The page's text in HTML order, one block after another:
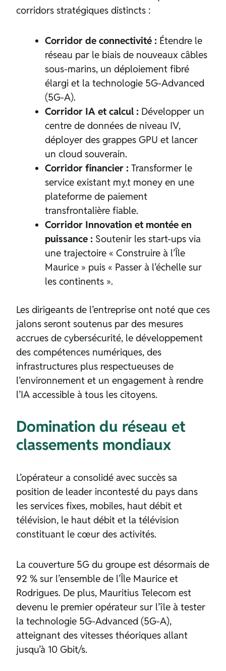
corridors stratégiques distincts :
Corridor de connectivité : Étendre le
réseau par le biais de nouveaux câbles
sous-marins, un déploiement fibré
élargi et la technologie 5G-Advanced
(5G-A).
Corridor IA et calcul : Développer un
centre de données de niveau IV,
déployer des grappes GPU et lancer
un cloud souverain.
Corridor financier : Transformer le
service existant my.t money en une
plateforme de paiement
transfrontalière fiable.
Corridor Innovation et montée en
puissance : Soutenir les start-ups via
une trajectoire « Construire à l’Île
Maurice » puis « Passer à l’échelle sur
les continents ».
Les dirigeants de l’entreprise ont noté que ces
jalons seront soutenus par des mesures
accrues de cybersécurité, le développement
des compétences numériques, des
infrastructures plus respectueuses de
l’environnement et un engagement à rendre
l’IA accessible à tous les citoyens.
Domination du réseau et
classements mondiaux
L’opérateur a consolidé avec succès sa
position de leader incontesté du pays dans
les services fixes, mobiles, haut débit et
télévision, le haut débit et la télévision
constituant le cœur des activités.
La couverture 5G du groupe est désormais de
92 % sur l’ensemble de l’Île Maurice et
Rodrigues. De plus, Mauritius Telecom est
devenu le premier opérateur sur l’île à tester
la technologie 5G-Advanced (5G-A),
atteignant des vitesses théoriques allant
jusqu’à 10 Gbit/s.